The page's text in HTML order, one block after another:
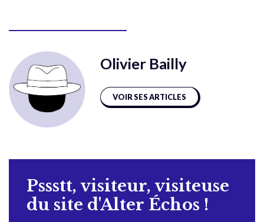
Olivier Bailly
VOIR SES ARTICLES
Pssstt, visiteur, visiteuse
du site d'Alter Échos !